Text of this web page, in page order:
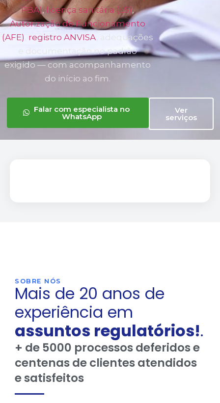
PBA), licença sanitária (LS),
Autorização de Funcionamento
(AFE) registro ANVISA , adequações
e documentação no padrão
exigido — com acompanhamento
do início ao fim.
Falar com especialista no
WhatsApp
Ver
serviços
SOBRE NÓS
Mais de 20 anos de
experiência em
assuntos regulatórios!.
+ de 5000 processos deferidos e
centenas de clientes atendidos
e satisfeitos